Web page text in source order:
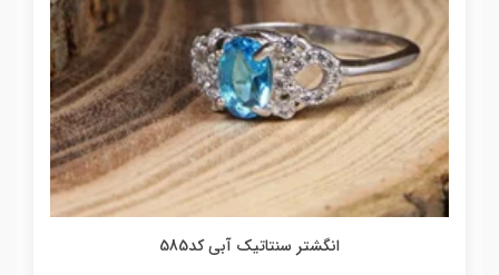
انگشتر سنتاتیک آبی کد585